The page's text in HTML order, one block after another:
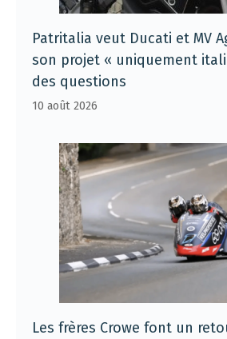
Patritalia veut Ducati et MV
son projet « uniquement
des questions
10 août 2026
Les frères Crowe font un